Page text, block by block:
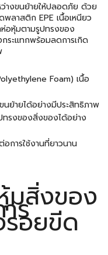
างขนย้ายให้ปลอดภัย ด้วย
ลาสติก EPE เนื้อเหนียว
อหุ้มตามรูปทรงของ
ระแทกพร้อมลดการเกิด
Foam) เนื้อ
นย้ายได้อย่างมีประสิทธิภาพ
ทรงของสิ่งของได้อย่าง
การใช้งานที่ยาวนาน
มสิ่งของ
รอยขีด